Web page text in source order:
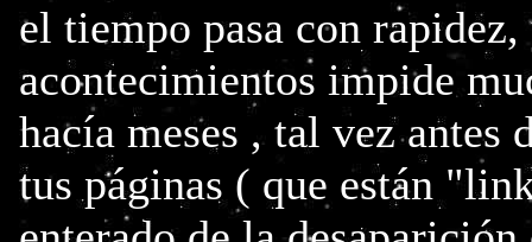
el tiempo pasa con
acontecimientos impide
hacía meses , tal vez antes
tus páginas ( que están